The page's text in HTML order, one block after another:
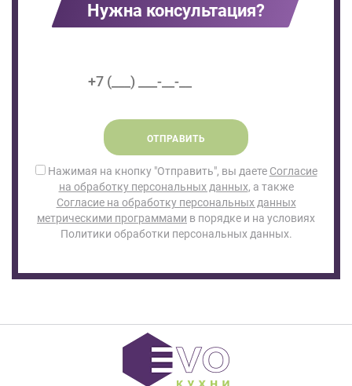
Нужна консультация?
ОТПРАВИТЬ
Нажимая на кнопку "Отправить", вы даете Согласие
на обработку персональных данных, а также
Согласие на обработку персональных данных
метрическими программами в порядке и на условиях
Политики обработки персональных данных.